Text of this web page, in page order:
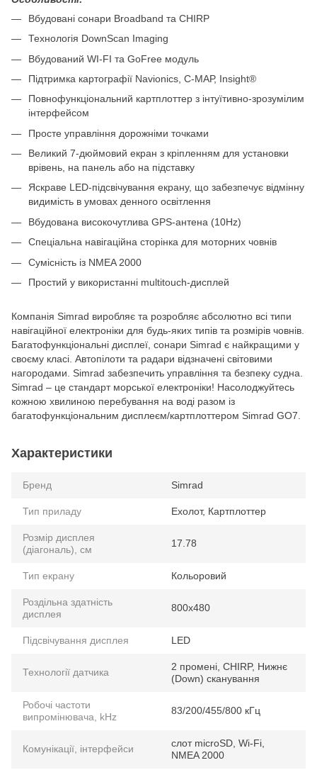
Вбудовані сонари Broadband та CHIRP
Технологія DownScan Imaging
Вбудований WI-FI та GoFree модуль
Підтримка картографії Navionics, С-МАР, Insight®
Повнофункціональний картплоттер з інтуїтивно-зрозумілим
інтерфейсом
Просте управління дорожніми точками
Великий 7-дюймовий екран з кріпленням для установки
врівень, на панель або на підставку
Яскраве LED-підсвічування екрану, що забезпечує відмінну
видимість в умовах денного освітлення
Вбудована високочутлива GPS-антена (10Hz)
Спеціальна навігаційна сторінка для моторних човнів
Сумісність із NMEA 2000
Простий у використанні multitouch-дисплей
Компанія Simrad виробляє та розробляє абсолютно всі типи
навігаційної електроніки для будь-яких типів та розмірів човнів.
Багатофункціональні дисплеї, сонари Simrad є найкращими у
своєму класі. Автопілоти та радари відзначені світовими
нагородами. Simrad забезпечить управління та безпеку судна.
Simrad – це стандарт морської електроніки! Насолоджуйтесь
кожною хвилиною перебування на воді разом із
багатофункціональним дисплеєм/картплоттером Simrad GO7.
Характеристики
Бренд Simrad
Тип приладу Ехолот, Картплоттер
Розмір дисплея
(діагональ), см
17.78
Тип екрану Кольоровий
Роздільна здатність
дисплея
800х480
Підсвічування дисплея LED
Технології датчика
2 промені, CHIRP, Нижнє
(Down) сканування
Робочі частоти
випромінювача, kHz
83/200/455/800 кГц
Комунікації, інтерфейси
слот microSD, Wi-Fi,
NMEA 2000